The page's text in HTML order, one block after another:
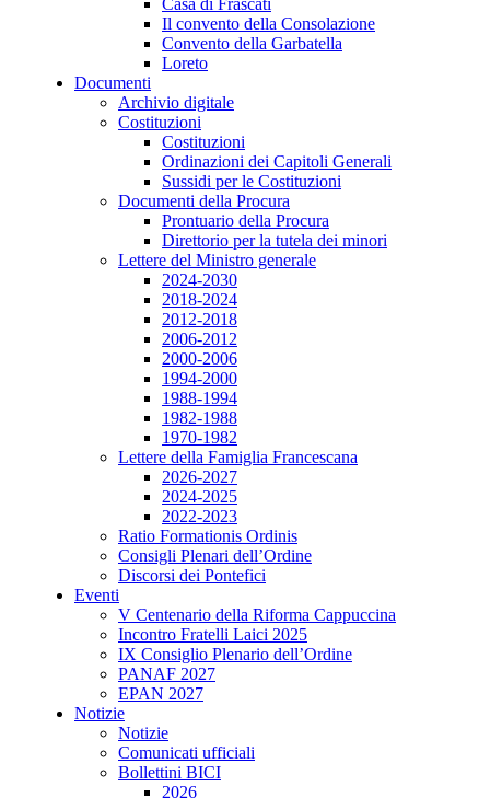
Casa di Frascati
Il convento della Consolazione
Convento della Garbatella
Loreto
Documenti
Archivio digitale
Costituzioni
Costituzioni
Ordinazioni dei Capitoli Generali
Sussidi per le Costituzioni
Documenti della Procura
Prontuario della Procura
Direttorio per la tutela dei minori
Lettere del Ministro generale
2024-2030
2018-2024
2012-2018
2006-2012
2000-2006
1994-2000
1988-1994
1982-1988
1970-1982
Lettere della Famiglia Francescana
2026-2027
2024-2025
2022-2023
Ratio Formationis Ordinis
Consigli Plenari dell’Ordine
Discorsi dei Pontefici
Eventi
V Centenario della Riforma Cappuccina
Incontro Fratelli Laici 2025
IX Consiglio Plenario dell’Ordine
PANAF 2027
EPAN 2027
Notizie
Notizie
Comunicati ufficiali
Bollettini BICI
2026